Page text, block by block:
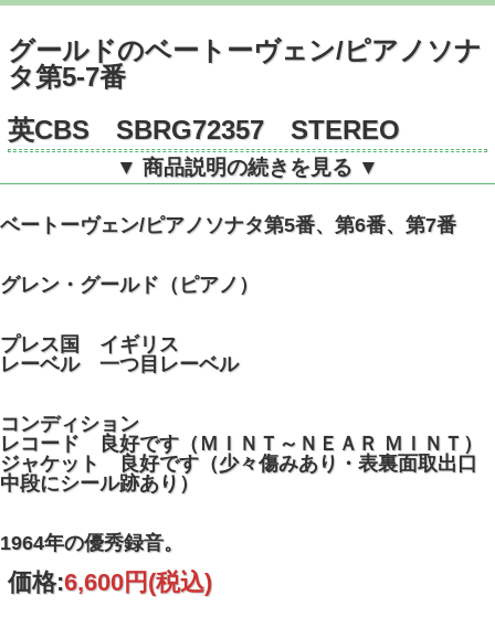
グールドのベートーヴェン/ピアノソナ
タ第5-7番
英CBS SBRG72357 STEREO
▼ 商品説明の続きを見る ▼
ベートーヴェン/ピアノソナタ第5番、第6番、第7番
グレン・グールド（ピアノ）
プレス国 イギリス
レーベル 一つ目レーベル
コンディション
レコード 良好です（ＭＩＮＴ～ＮＥＡＲ ＭＩＮＴ）
ジャケット 良好です（少々傷みあり・表裏面取出口
中段にシール跡あり）
1964年の優秀録音。
価格:6,600円 (税込)